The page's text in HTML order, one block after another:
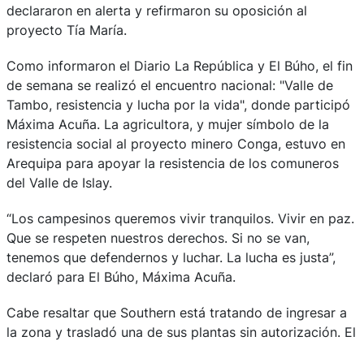
declararon en alerta y refirmaron su oposición al
proyecto Tía María.
Como informaron el Diario La República y El Búho, el fin
de semana se realizó el encuentro nacional: "Valle de
Tambo, resistencia y lucha por la vida", donde participó
Máxima Acuña. La agricultora, y mujer símbolo de la
resistencia social al proyecto minero Conga, estuvo en
Arequipa para apoyar la resistencia de los comuneros
del Valle de Islay.
“Los campesinos queremos vivir tranquilos. Vivir en paz.
Que se respeten nuestros derechos. Si no se van,
tenemos que defendernos y luchar. La lucha es justa”,
declaró para El Búho, Máxima Acuña.
Cabe resaltar que Southern está tratando de ingresar a
la zona y trasladó una de sus plantas sin autorización. El